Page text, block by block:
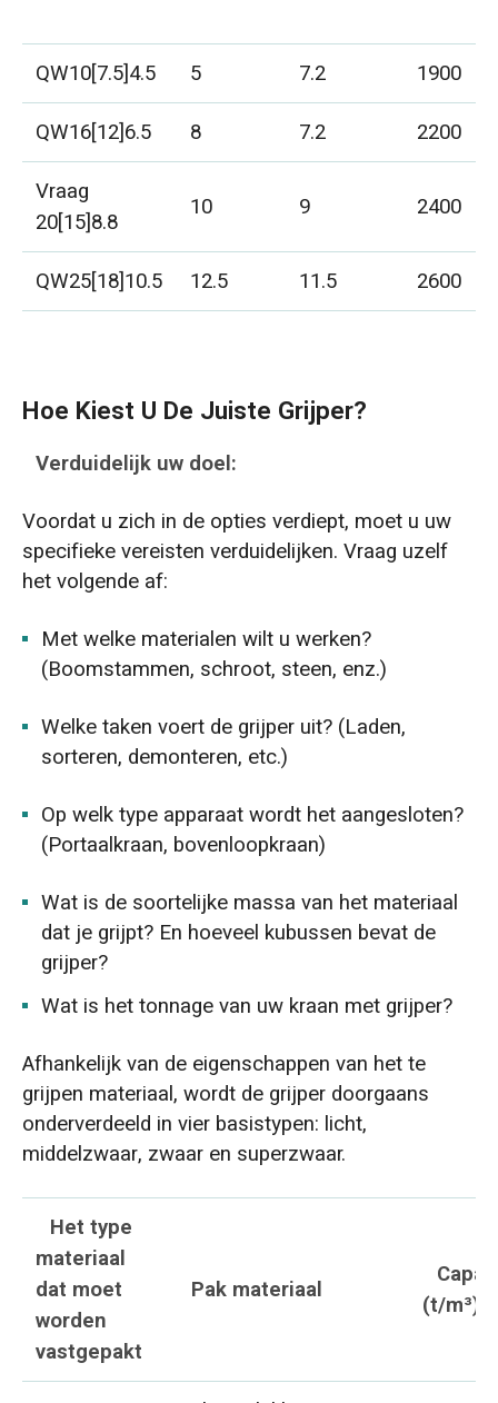
QW10[7.5]4.5 5 7.2 1900
QW16[12]6.5
8 7.2 2200
Vraag
20[15]8.8
10 9 2400
QW25[18]10.5 12.5 11.5 2600
Hoe Kiest U De Juiste Grijper?
Verduidelijk uw doel:
Voordat u zich in de opties verdiept, moet u uw
specifieke vereisten verduidelijken. Vraag uzelf
het volgende af:
Met welke materialen wilt u werken?
(Boomstammen, schroot, steen, enz.)
Welke taken voert de grijper uit? (Laden,
sorteren, demonteren, etc.)
Op welk type apparaat wordt het aangesloten?
(Portaalkraan, bovenloopkraan)
Wat is de soortelijke massa van het materiaal
dat je grijpt? En hoeveel kubussen bevat de
grijper?
Wat is het tonnage van uw kraan met grijper?
Afhankelijk van de eigenschappen van het te
grijpen materiaal, wordt de grijper doorgaans
onderverdeeld in vier basistypen: licht,
middelzwaar, zwaar en superzwaar.
Het type
materiaal
dat moet
worden
vastgepakt
Pak materiaal
(t/m³)